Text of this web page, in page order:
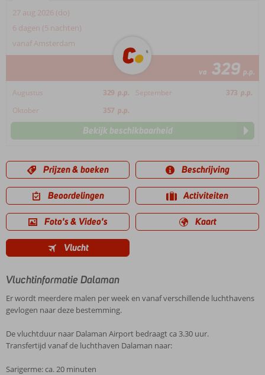
27 aug 2026 (do)
6 dagen (5 nachten)
vanaf Amsterdam
va 329 p.p.
Augustus 329 p.p. September 373 p.p.
Oktober
357 p.p.
Bekijk beschikbaarheid
Prijzen & boeken Beschrijving
Beoordelingen Activiteiten
Foto's & Video's Kaart
Vlucht
Vluchtinformatie Dalaman
Er wordt meerdere malen per week en vanaf verschillende luchthavens
gevlogen naar deze bestemming.
De vluchtduur naar Dalaman Airport bedraagt ca 3.30 uur.
Transfertijd vanaf de luchthaven Dalaman naar:
Sarigerme: ca. 20 minuten